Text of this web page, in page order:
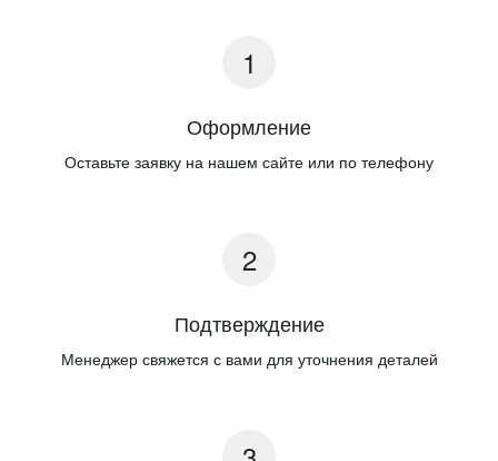
Оформление
Оставьте заявку на нашем сайте или по телефону
Подтверждение
Менеджер свяжется с вами для уточнения деталей